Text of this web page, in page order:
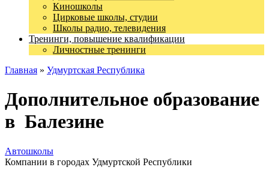
Киношколы
Цирковые школы, студии
Школы радио, телевидения
Тренинги, повышение квалификации
Личностные тренинги
Главная » Удмуртская Республика
Дополнительное образование
в Балезине
Автошколы
Компании в городах Удмуртской Республики